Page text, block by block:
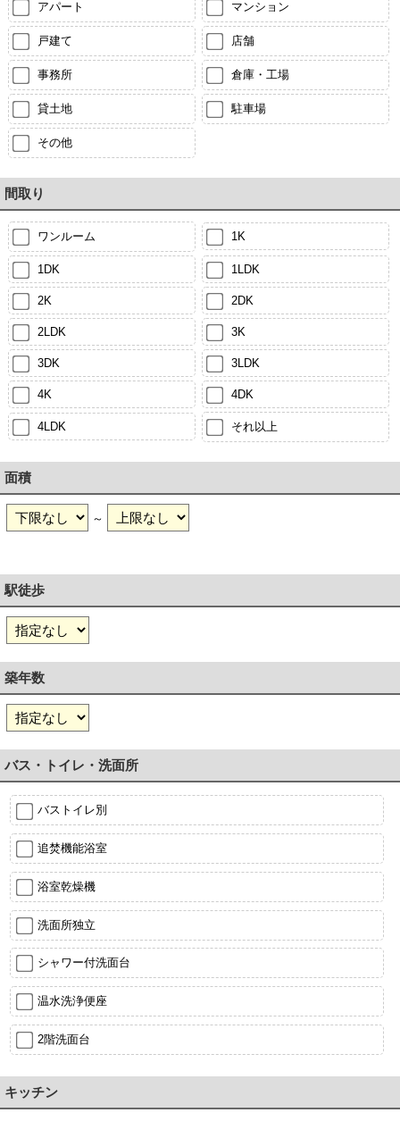
アパート マンション
戸建て 店舗
事務所 倉庫・工場
貸土地 駐車場
その他
間取り
ワンルーム 1K
1DK 1LDK
2K 2DK
2LDK 3K
3DK 3LDK
4K 4DK
4LDK それ以上
面積
～
駅徒歩
築年数
バス・トイレ・洗面所
バストイレ別
追焚機能浴室
浴室乾燥機
洗面所独立
シャワー付洗面台
温水洗浄便座
2階洗面台
キッチン